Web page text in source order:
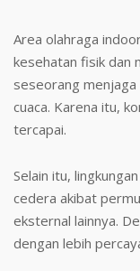
Area olahraga
kesehatan fisik dan
seseorang
cuaca. Karena itu,
tercapai.
Selain itu,
cedera akibat
eksternal lainnya.
dengan lebih